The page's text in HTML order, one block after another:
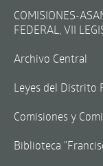
COMISIONES-
FEDERAL, VII
Archivo Central
Leyes del Distrito
Comisiones y
Biblioteca